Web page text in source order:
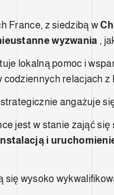
France, z siedzibą w
wyzwania ,
lokalną pomoc i
codziennych relacjach z
strategicznie angażuje
jest w stanie zająć się
i
się wysoko